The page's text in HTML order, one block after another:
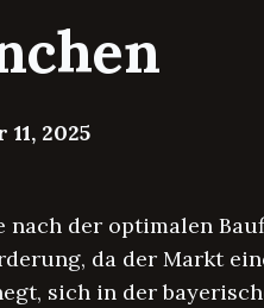
11, 2025
nach der optimalen
da der Markt
sich in der